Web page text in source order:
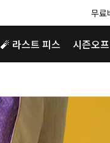
무료
🧨 라스트 피스 시즌오프